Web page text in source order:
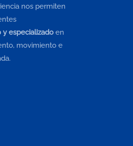
nos permiten
especializado en
movimiento e